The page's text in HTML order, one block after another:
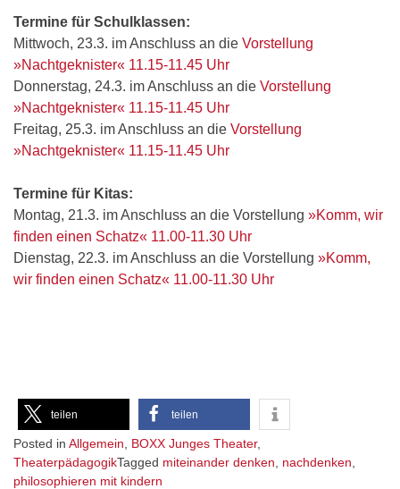
Termine für Schulklassen:
Mittwoch, 23.3. im Anschluss an die Vorstellung
»Nachtgeknister« 11.15-11.45 Uhr
Donnerstag, 24.3. im Anschluss an die Vorstellung
»Nachtgeknister« 11.15-11.45 Uhr
Freitag, 25.3. im Anschluss an die Vorstellung
»Nachtgeknister« 11.15-11.45 Uhr
Termine für Kitas:
Montag, 21.3. im Anschluss an die Vorstellung »Komm, wir
finden einen Schatz« 11.00-11.30 Uhr
Dienstag, 22.3. im Anschluss an die Vorstellung »Komm,
wir finden einen Schatz« 11.00-11.30 Uhr
teilen teilen
Posted in Allgemein BOXX Junges Theater,
TheaterpädagogikTagged miteinander denken nachdenken
philosophieren mit kindern